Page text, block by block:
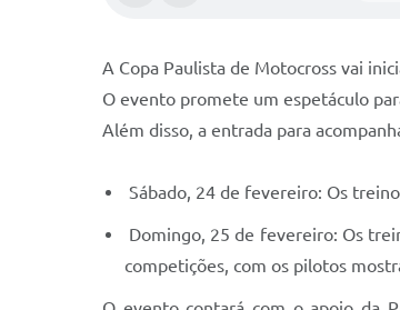
A Copa Paulista de Motocross vai
O evento promete um espetáculo
Além disso, a entrada para
Sábado, 24 de fevereiro: Os
Domingo, 25 de fevereiro: Os
competições, com os pilotos